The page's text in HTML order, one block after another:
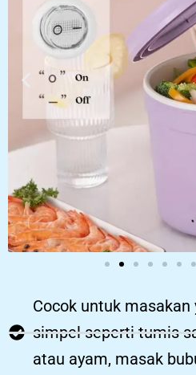
Cocok untuk masakan
simpel seperti tumis
atau ayam, masak